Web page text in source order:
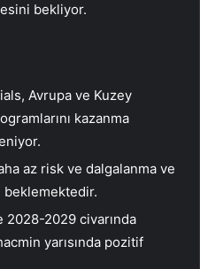
bekliyor.
Avrupa ve Kuzey
kazanma
az risk ve dalgalanma ve
2028-2029 civarında
yarısında pozitif